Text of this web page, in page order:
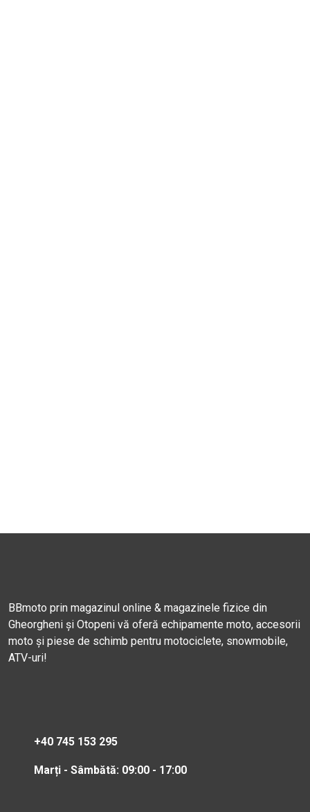
BBmoto prin magazinul online & magazinele fizice din
Gheorgheni și Otopeni vă oferă echipamente moto, accesorii
moto și piese de schimb pentru motociclete, snowmobile,
ATV-uri!
+40 745 153 295
Marți - Sâmbătă: 09:00 - 17:00